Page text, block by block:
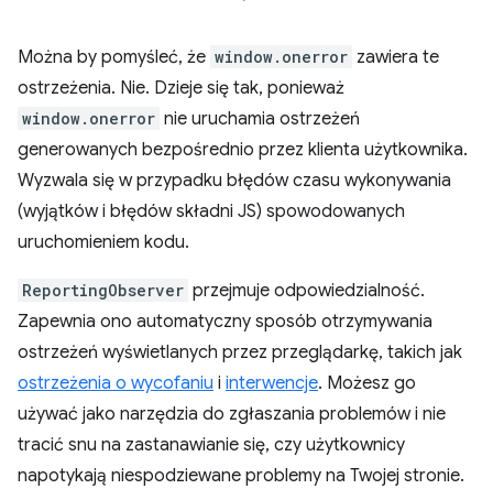
Można by pomyśleć, że window.onerror zawiera te
ostrzeżenia. Nie. Dzieje się tak, ponieważ
window.onerror nie uruchamia ostrzeżeń
generowanych bezpośrednio przez klienta użytkownika.
Wyzwala się w przypadku błędów czasu wykonywania
(wyjątków i błędów składni JS) spowodowanych
uruchomieniem kodu.
ReportingObserver przejmuje odpowiedzialność.
Zapewnia ono automatyczny sposób otrzymywania
ostrzeżeń wyświetlanych przez przeglądarkę, takich jak
ostrzeżenia o wycofaniu i interwencje. Możesz go
używać jako narzędzia do zgłaszania problemów i nie
tracić snu na zastanawianie się, czy użytkownicy
napotykają niespodziewane problemy na Twojej stronie.